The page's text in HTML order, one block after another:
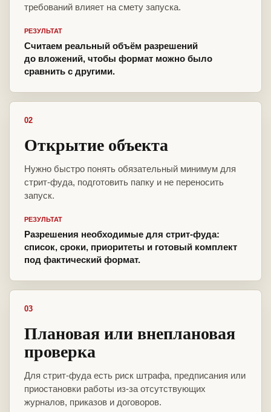
требований влияет на смету запуска.
РЕЗУЛЬТАТ
Считаем реальный объём разрешений
до вложений, чтобы формат можно было
сравнить с другими.
02
Открытие объекта
Нужно быстро понять обязательный минимум для
стрит-фуда, подготовить папку и не переносить
запуск.
РЕЗУЛЬТАТ
Разрешения необходимые для стрит-фуда:
список, сроки, приоритеты и готовый комплект
под фактический формат.
03
Плановая или внеплановая
проверка
Для стрит-фуда есть риск штрафа, предписания или
приостановки работы из-за отсутствующих
журналов, приказов и договоров.